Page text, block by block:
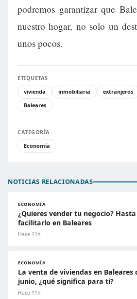
podremos garantizar que
nuestro hogar, no solo un
unos pocos.
ETIQUETAS
vivienda
inmobiliaria extranjeros
Baleares
CATEGORÍA
Economía
NOTICIAS RELACIONADAS
ECONOMÍA
¿Quieres vender tu negocio?
facilitarlo en Baleares
Hace 11h
ECONOMÍA
La venta de viviendas en Baleares
junio, ¿qué significa para ti?
Hace 11h